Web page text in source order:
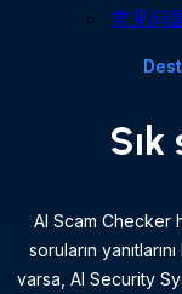
常见问
AI Scam Checker
soruların
varsa, AI Security